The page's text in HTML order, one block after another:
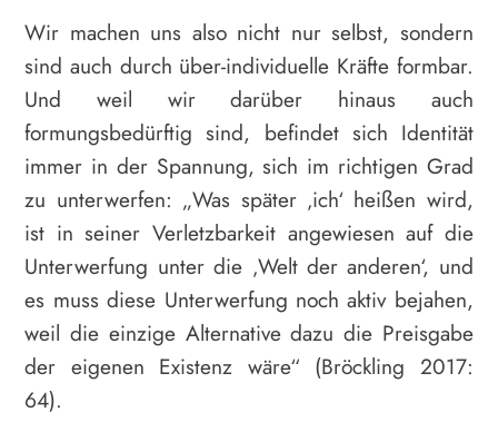
Wir machen uns also nicht nur selbst, sondern
sind auch durch über-individuelle Kräfte formbar.
Und weil wir darüber hinaus auch
formungsbedürftig sind, befindet sich Identität
immer in der Spannung, sich im richtigen Grad
zu unterwerfen: „Was später ‚ich‘ heißen wird,
ist in seiner Verletzbarkeit angewiesen auf die
Unterwerfung unter die ‚Welt der anderen‘, und
es muss diese Unterwerfung noch aktiv bejahen,
weil die einzige Alternative dazu die Preisgabe
der eigenen Existenz wäre“ (Bröckling 2017:
64).